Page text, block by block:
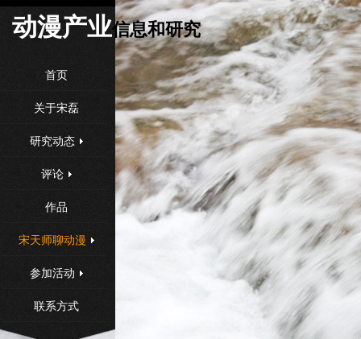
动漫产业信息和研究
首页
关于宋磊
研究动态
评论
作品
宋天师聊动漫
参加活动
联系方式